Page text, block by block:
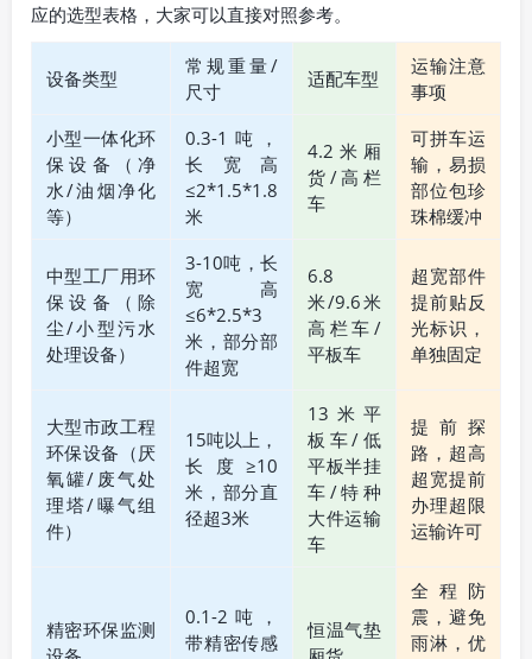
应的选型表格，大家可以直接对照参考。
设备类型
常规重量/
尺寸
适配车型
运输注意
事项
小型一体化环
保设备（净
水/油烟净化
等）
0.3-1吨，
长宽高
≤2*1.5*1.8
米
4.2米厢
货/高栏
车
可拼车运
输，易损
部位包珍
珠棉缓冲
中型工厂用环
保设备（除
尘/小型污水
处理设备）
3-10吨，长
宽高
≤6*2.5*3
米，部分部
件超宽
6.8
米/9.6米
高栏车/
平板车
超宽部件
提前贴反
光标识，
单独固定
大型市政工程
环保设备（厌
氧罐/废气处
理塔/曝气组
件）
15吨以上，
长度≥10
米，部分直
径超3米
13米平
板车/低
平板半挂
车/特种
大件运输
车
提前探
路，超高
超宽提前
办理超限
运输许可
精密环保监测
0.1-2吨，
带精密传感
恒温气垫
全程防
震，避免
雨淋，优